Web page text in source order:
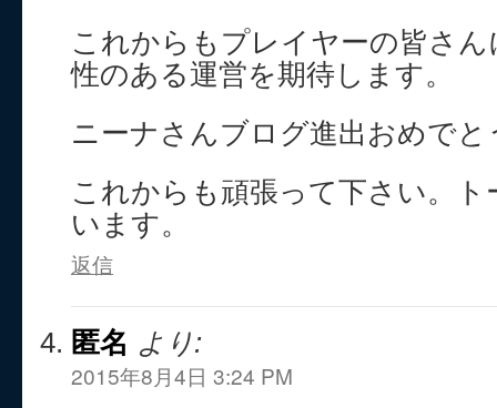
これからもプレイヤーの皆さ
性のある運営を期待します。
ニーナさんブログ進出おめで
これからも頑張って下さい。
います。
返信
匿名 より:
2015年8月4日 3:24 PM